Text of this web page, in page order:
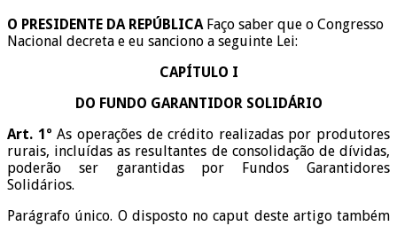
O PRESIDENTE DA REPÚBLICA Faço saber que o Congresso
Nacional decreta e eu sanciono a seguinte Lei:
CAPÍTULO I
DO FUNDO GARANTIDOR SOLIDÁRIO
Art. 1º As operações de crédito realizadas por produtores
rurais, incluídas as resultantes de consolidação de dívidas,
poderão ser garantidas por Fundos Garantidores
Solidários.
Parágrafo único. O disposto no caput deste artigo também